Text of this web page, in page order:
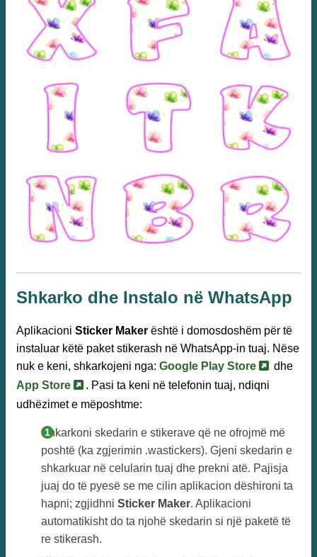
Shkarko dhe Instalo në WhatsApp
Aplikacioni Sticker Maker është i domosdoshëm për të
instaluar këtë paket stikerash në WhatsApp-in tuaj. Nëse
nuk e keni, shkarkojeni nga: Google Play Store
dhe
App Store
. Pasi ta keni në telefonin tuaj, ndiqni
udhëzimet e mëposhtme:
Shkarkoni skedarin e stikerave që ne ofrojmë më
poshtë (ka zgjerimin .wastickers). Gjeni skedarin e
shkarkuar në celularin tuaj dhe prekni atë. Pajisja
juaj do të pyesë se me cilin aplikacion dëshironi ta
hapni; zgjidhni Sticker Maker. Aplikacioni
automatikisht do ta njohë skedarin si një paketë të
re stikerash.